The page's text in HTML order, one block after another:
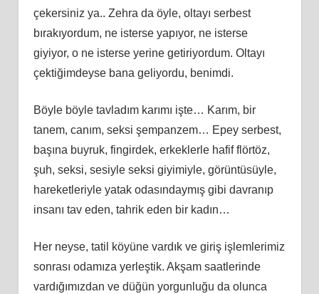
çekersiniz ya.. Zehra da öyle, oltayı serbest
bırakıyordum, ne isterse yapıyor, ne isterse
giyiyor, o ne isterse yerine getiriyordum. Oltayı
çektiğimdeyse bana geliyordu, benimdi.
Böyle böyle tavladım karımı işte… Karım, bir
tanem, canım, seksi şempanzem… Epey serbest,
başına buyruk, fingirdek, erkeklerle hafif flörtöz,
şuh, seksi, sesiyle seksi giyimiyle, görüntüsüyle,
hareketleriyle yatak odasındaymış gibi davranıp
insanı tav eden, tahrik eden bir kadın…
Her neyse, tatil köyüne vardık ve giriş işlemlerimiz
sonrası odamıza yerleştik. Akşam saatlerinde
vardığımızdan ve düğün yorgunluğu da olunca